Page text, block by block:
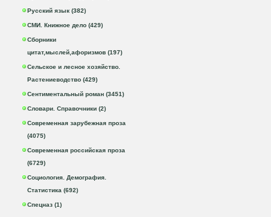
Русский язык (382)
СМИ. Книжное дело (429)
Сборники
цитат,мыслей,афоризмов (197)
Сельское и лесное хозяйство.
Растениеводство (429)
Сентиментальный роман (3451)
Словари. Справочники (2)
Современная зарубежная проза
(4075)
Современная российская проза
(6729)
Социология. Демография.
Статистика (692)
Спецназ (1)